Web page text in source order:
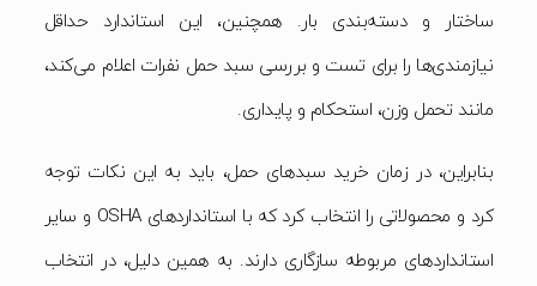
ساختار و دسته‌بندی بار. همچنین، این استاندارد حداقل
نیازمندی‌ها را برای تست و بررسی سبد حمل نفرات اعلام می‌کند،
مانند تحمل وزن، استحکام و پایداری.
بنابراین، در زمان خرید سبدهای حمل، باید به این نکات توجه
کرد و محصولاتی را انتخاب کرد که با استانداردهای OSHA و سایر
استانداردهای مربوطه سازگاری دارند. به همین دلیل، در انتخاب